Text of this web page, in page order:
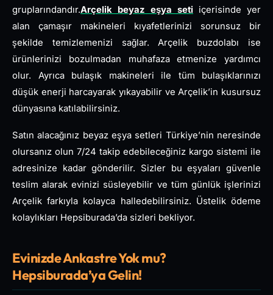
gruplarındandır.Arçelik beyaz eşya seti içerisinde yer
alan çamaşır makineleri kıyafetlerinizi sorunsuz bir
şekilde temizlemenizi sağlar. Arçelik buzdolabı ise
ürünlerinizi bozulmadan muhafaza etmenize yardımcı
olur. Ayrıca bulaşık makineleri ile tüm bulaşıklarınızı
düşük enerji harcayarak yıkayabilir ve Arçelik’in kusursuz
dünyasına katılabilirsiniz.
Satın alacağınız beyaz eşya setleri Türkiye’nin neresinde
olursanız olun 7/24 takip edebileceğiniz kargo sistemi ile
adresinize kadar gönderilir. Sizler bu eşyaları güvenle
teslim alarak evinizi süsleyebilir ve tüm günlük işlerinizi
Arçelik farkıyla kolayca halledebilirsiniz. Üstelik ödeme
kolaylıkları Hepsiburada’da sizleri bekliyor.
Evinizde Ankastre Yok mu?
Hepsiburada’ya Gelin!